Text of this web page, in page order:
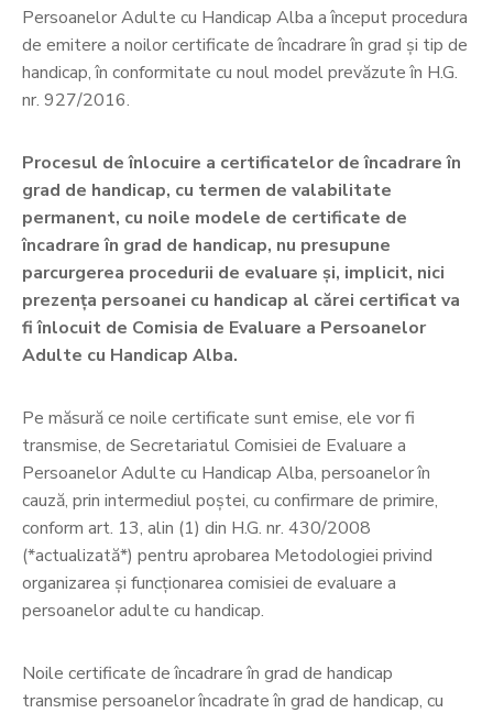
Persoanelor Adulte cu Handicap Alba a început procedura
de emitere a noilor certificate de încadrare în grad şi tip de
handicap, în conformitate cu noul model prevăzute în H.G.
nr. 927/2016.
Procesul de înlocuire a certificatelor de încadrare în
grad de handicap, cu termen de valabilitate
permanent, cu noile modele de certificate de
încadrare în grad de handicap, nu presupune
parcurgerea procedurii de evaluare şi, implicit, nici
prezenţa persoanei cu handicap al cărei certificat va
fi înlocuit de Comisia de Evaluare a Persoanelor
Adulte cu Handicap Alba.
Pe măsură ce noile certificate sunt emise, ele vor fi
transmise, de Secretariatul Comisiei de Evaluare a
Persoanelor Adulte cu Handicap Alba, persoanelor în
cauză, prin intermediul poştei, cu confirmare de primire,
conform art. 13, alin (1) din H.G. nr. 430/2008
(*actualizată*) pentru aprobarea Metodologiei privind
organizarea şi funcţionarea comisiei de evaluare a
persoanelor adulte cu handicap.
Noile certificate de încadrare în grad de handicap
transmise persoanelor încadrate în grad de handicap, cu